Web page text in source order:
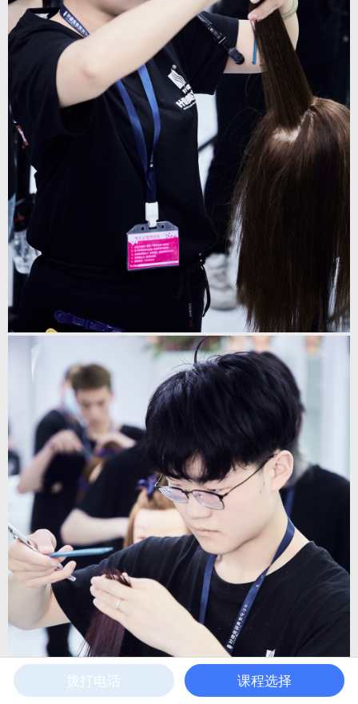
电话咨询 在线咨询 联系我们 首页
拨打电话 课程选择